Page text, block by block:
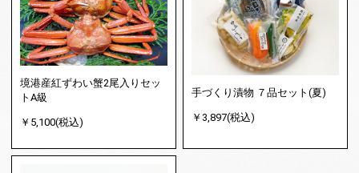
境港産紅ずわい蟹2尾入りセッ
トA級
￥5,100(税込)
手づくり漬物 ７品セット(夏)
￥3,897(税込)